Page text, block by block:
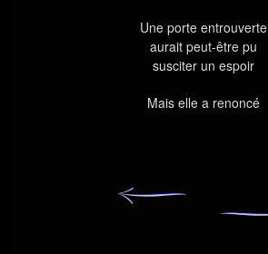
Une porte entrouverte
aurait peut-être pu
susciter un espoir
Mais elle a renoncé